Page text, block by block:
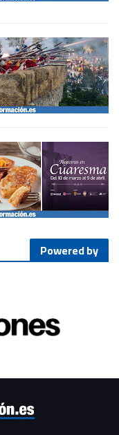
Powered by